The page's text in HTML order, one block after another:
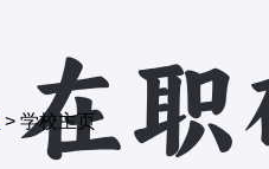
> 学校主页